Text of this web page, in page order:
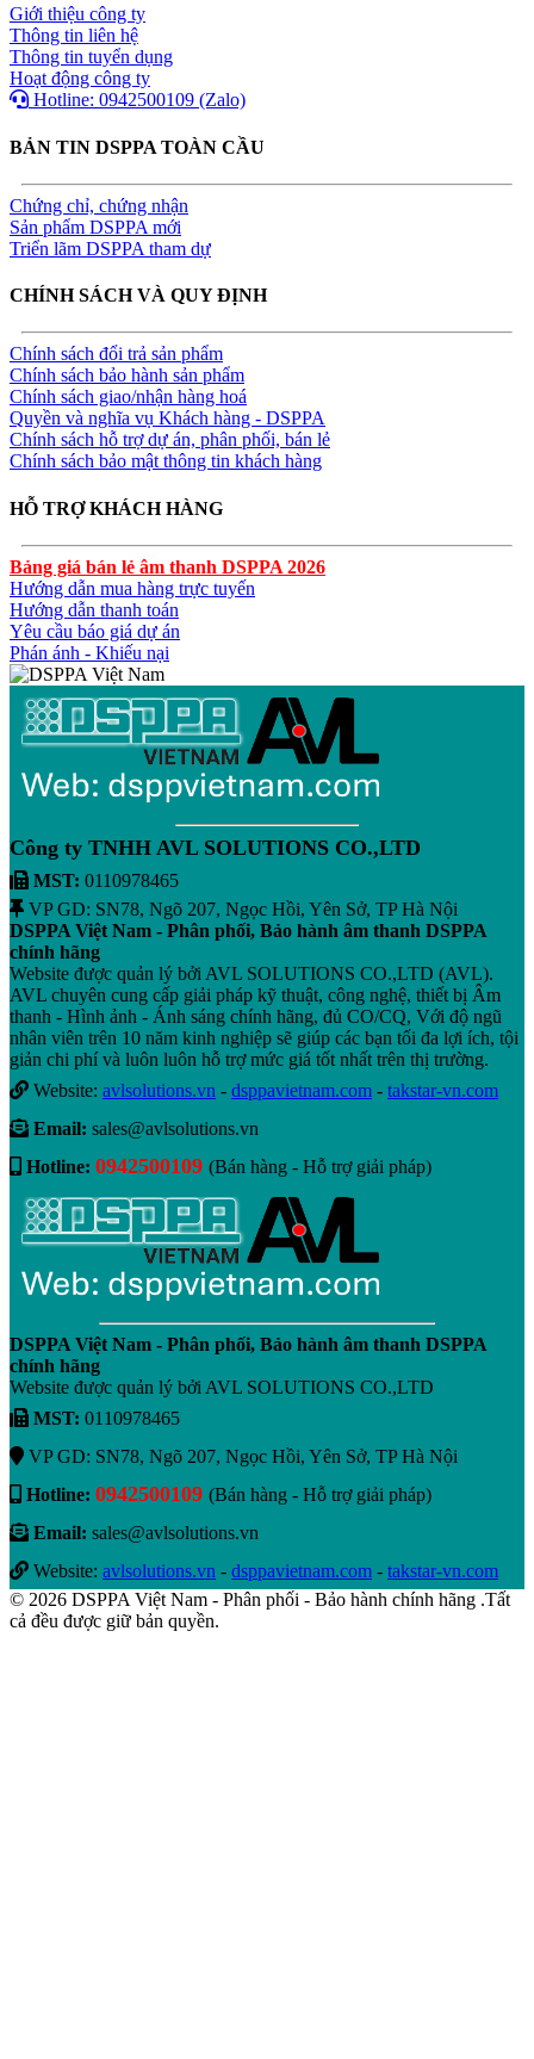
Giới thiệu công ty
Thông tin liên hệ
Thông tin tuyển dụng
Hoạt động công ty
Hotline: 0942500109 (Zalo)
BẢN TIN DSPPA TOÀN CẦU
Chứng chỉ, chứng nhận
Sản phẩm DSPPA mới
Triển lãm DSPPA tham dự
CHÍNH SÁCH VÀ QUY ĐỊNH
Chính sách đổi trả sản phẩm
Chính sách bảo hành sản phẩm
Chính sách giao/nhận hàng hoá
Quyền và nghĩa vụ Khách hàng - DSPPA
Chính sách hỗ trợ dự án, phân phối, bán lẻ
Chính sách bảo mật thông tin khách hàng
HỖ TRỢ KHÁCH HÀNG
Bảng giá bán lẻ âm thanh DSPPA 2026
Hướng dẫn mua hàng trực tuyến
Hướng dẫn thanh toán
Yêu cầu báo giá dự án
Phán ánh - Khiếu nại
Công ty TNHH AVL SOLUTIONS CO.,LTD
MST: 0110978465
VP GD: SN78, Ngõ 207, Ngọc Hồi, Yên Sở, TP Hà Nội
DSPPA Việt Nam - Phân phối, Bảo hành âm thanh DSPPA
chính hãng
Website được quản lý bởi AVL SOLUTIONS CO.,LTD (AVL).
AVL chuyên cung cấp giải pháp kỹ thuật, công nghệ, thiết bị Âm
thanh - Hình ảnh - Ánh sáng chính hãng, đủ CO/CQ, Với độ ngũ
nhân viên trên 10 năm kinh nghiệp sẽ giúp các bạn tối đa lợi ích, tội
giản chi phí và luôn luôn hỗ trợ mức giá tốt nhất trên thị trường.
Website: avlsolutions.vn - dsppavietnam.com - takstar-vn.com
Email: sales@avlsolutions.vn
Hotline: 0942500109 (Bán hàng - Hỗ trợ giải pháp)
DSPPA Việt Nam - Phân phối, Bảo hành âm thanh DSPPA
chính hãng
Website được quản lý bởi AVL SOLUTIONS CO.,LTD
MST: 0110978465
VP GD: SN78, Ngõ 207, Ngọc Hồi, Yên Sở, TP Hà Nội
Hotline: 0942500109 (Bán hàng - Hỗ trợ giải pháp)
Email: sales@avlsolutions.vn
Website: avlsolutions.vn - dsppavietnam.com - takstar-vn.com
© 2026 DSPPA Việt Nam - Phân phối - Bảo hành chính hãng .Tất
cả đều được giữ bản quyền.